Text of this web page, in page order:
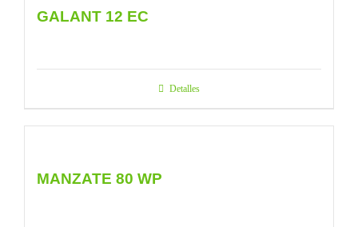
GALANT 12 EC
Detalles
MANZATE 80 WP